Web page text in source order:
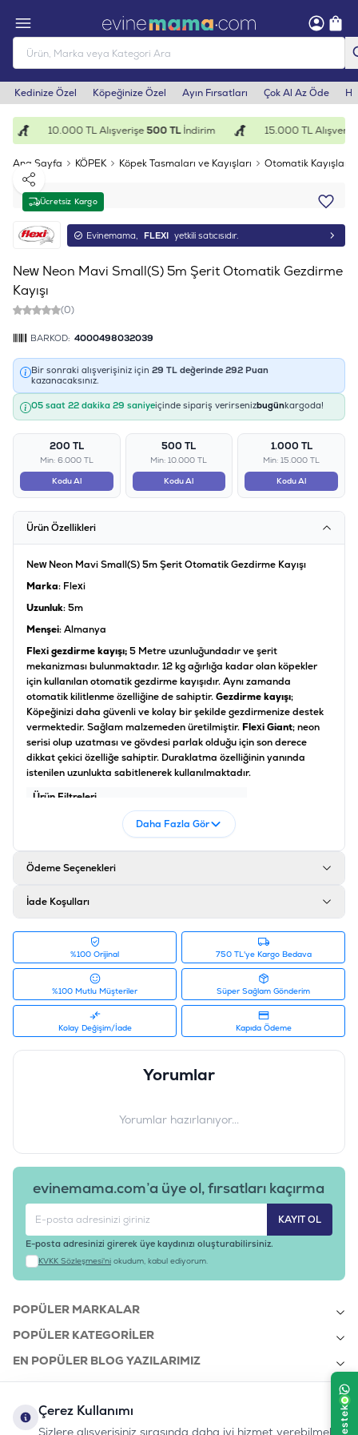
Kedinize Özel Köpeğinize Özel Ayın Fırsatları Çok Al Az Öde
10.000 TL Alışverişe500 TLİndirim 15.000 TL Alışverişe
Ana Sayfa KÖPEK Köpek Tasmaları ve Kayışları Otomatik Kayışlar
Ücretsiz Kargo
Paylaş
Evinemama, FLEXI yetkili satıcısıdır.
New Neon Mavi Small(S) 5m Şerit Otomatik Gezdirme
Kayışı
(0)
BARKOD: 4000498032039
Bir sonraki alışverişiniz için 29 TL değerinde 292 Puan
kazanacaksınız.
05 saat 22 dakika 29 saniyeiçinde sipariş verirsenizbugünkargoda!
200 TL
Min: 6.000 TL
Kodu Al
500 TL
Min: 10.000 TL
Kodu Al
1.000 TL
Min: 15.000 TL
Kodu Al
Ürün Özellikleri
New Neon Mavi Small(S) 5m Şerit Otomatik Gezdirme Kayışı
Marka: Flexi
Uzunluk: 5m
Menşei: Almanya
Flexi gezdirme kayışı;5 Metre uzunluğundadır ve şerit
mekanizması bulunmaktadır. 12 kg ağırlığa kadar olan köpekler
için kullanılan otomatik gezdirme kayışıdır. Aynı zamanda
otomatik kilitlenme özelliğine de sahiptir.Gezdirme kayışı;
Köpeğinizi daha güvenli ve kolay bir şekilde gezdirmenize destek
vermektedir. Sağlam malzemeden üretilmiştir. Flexi Giant; neon
serisi olup uzatması ve gövdesi parlak olduğu için son derece
dikkat çekici özelliğe sahiptir. Duraklatma özelliğinin yanında
istenilen uzunlukta sabitlenerek kullanılmaktadır.
Ürün Filtreleri
4000498032039
Tedarikçi Ürün Kodu
: 235-100314M
Daha Fazla Gör
Ödeme Seçenekleri
İade Koşulları
%100 Orijinal 750 TL'ye Kargo Bedava
%100 Mutlu Müşteriler Süper Sağlam Gönderim
Kolay Değişim/İade Kapıda Ödeme
Yorumlar
Yorumlar hazırlanıyor...
evinemama.com’a üye ol, fırsatları kaçırma
KAYIT OL
E-posta adresinizi girerek üye kaydınızı oluşturabilirsiniz.
KVKK Sözleşmesi'ni okudum, kabul ediyorum.
POPÜLER MARKALAR
POPÜLER KATEGORILER
EN POPÜLER BLOG YAZILARIMIZ
KURUMSAL
Çerez Kullanımı
Sizlere alışverişiniz sırasında daha iyi hizmet verebilmek